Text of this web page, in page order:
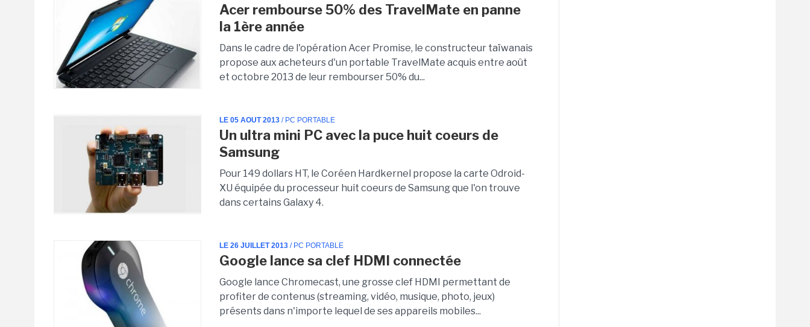
Acer rembourse 50% des TravelMate en panne
la 1ère année
Dans le cadre de l'opération Acer Promise, le constructeur taïwanais
propose aux acheteurs d'un portable TravelMate acquis entre août
et octobre 2013 de leur rembourser 50% du...
LE 05 AOUT 2013 / PC PORTABLE
Un ultra mini PC avec la puce huit coeurs de
Samsung
Pour 149 dollars HT, le Coréen Hardkernel propose la carte Odroid-
XU équipée du processeur huit coeurs de Samsung que l'on trouve
dans certains Galaxy 4.
LE 26 JUILLET 2013 / PC PORTABLE
Google lance sa clef HDMI connectée
Google lance Chromecast, une grosse clef HDMI permettant de
profiter de contenus (streaming, vidéo, musique, photo, jeux)
présents dans n'importe lequel de ses appareils mobiles...